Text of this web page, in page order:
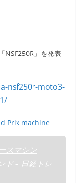
NSF250R」を発表
Prix machine
スマシン
ド – 日経トレ